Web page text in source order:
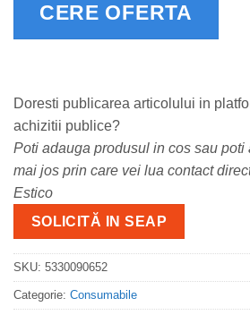
CERE OFERTA
Doresti publicarea articolului in
achizitii publice?
Poti adauga produsul in cos sau
mai jos prin care vei lua contact
Estico
SOLICITĂ IN SEAP
SKU: 5330090652
Categorie: Consumabile